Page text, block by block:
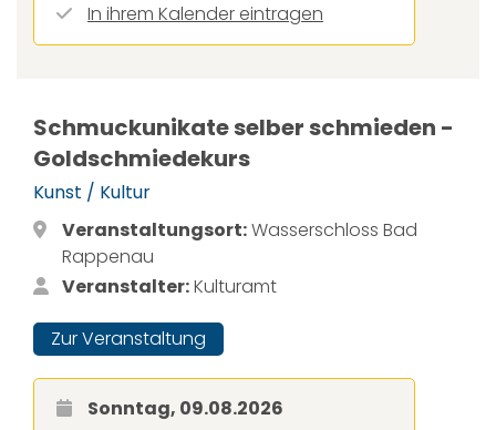
In ihrem Kalender eintragen
Schmuckunikate selber schmieden -
Goldschmiedekurs
Kunst / Kultur
Veranstaltungsort:Wasserschloss Bad
Rappenau
Veranstalter:Kulturamt
Zur Veranstaltung
Sonntag, 09.08.2026